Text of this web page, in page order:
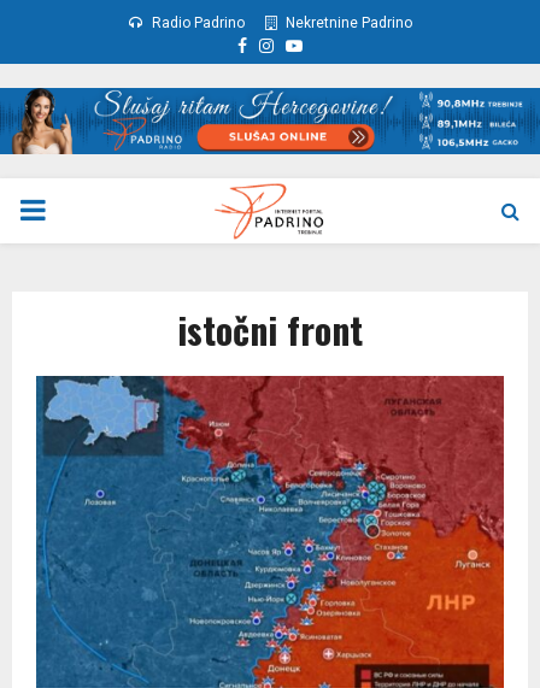
Radio Padrino Nekretnine Padrino
Facebook
Instagram
Youtube
PRIMARY
istočni front